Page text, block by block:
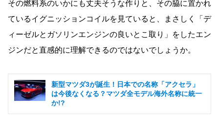
その燃料系のいかにも丈夫そうな作りと、その脇に置かれ
ているイグニッションコイルを見ていると、まさしく「デ
ィーゼルとガソリンエンジンの良いとこ取り」をしたエン
ジンだと直感的に理解できるのではないでしょうか。
新型マツダ3が誕生！日本での名称「アクセラ」
は今後なくなる？マツダ全モデル海外名称に統一
か!?